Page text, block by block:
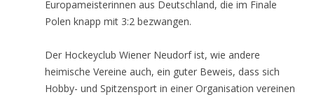
Europameisterinnen aus Deutschland, die im Finale
Polen knapp mit 3:2 bezwangen.
Der Hockeyclub Wiener Neudorf ist, wie andere
heimische Vereine auch, ein guter Beweis, dass sich
Hobby- und Spitzensport in einer Organisation vereinen